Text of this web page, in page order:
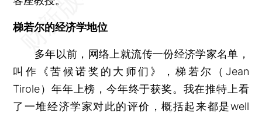
梯若尔的经济学地位
多年以前，网络上就流传一份经济学家名单，
叫作《苦候诺奖的大师们》，梯若尔（Jean
Tirole）年年上榜，今年终于获奖。我在推特上看
了一堆经济学家对此的评价，概括起来都是well